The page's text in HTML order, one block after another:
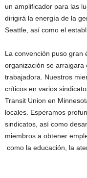
un amplificador para las
dirigirá la energía de la
Seattle, así como el
La convención puso gran
organización se arraigara
trabajadora. Nuestros
críticos en varios
Transit Union en
locales. Esperamos
sindicatos, así como
miembros a obtener
como la educación, la